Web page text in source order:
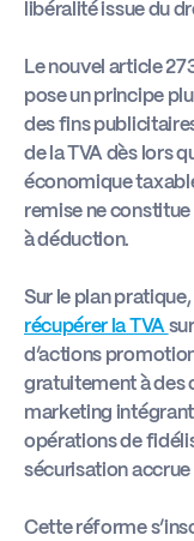
libéralité issue du
Le nouvel article
pose un principe
des fins
de la TVA dès lors
économique
remise ne constitue
à déduction.
Sur le plan
récupérer la TVA
d’actions
gratuitement à des
marketing
opérations de
sécurisation
Cette réforme